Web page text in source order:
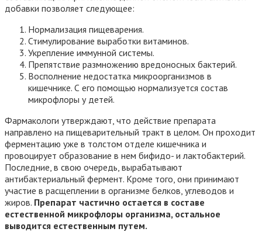
добавки позволяет следующее:
Нормализация пищеварения.
Стимулирование выработки витаминов.
Укрепление иммунной системы.
Препятствие размножению вредоносных бактерий.
Восполнение недостатка микроорганизмов в
кишечнике. С его помощью нормализуется состав
микрофлоры у детей.
Фармакологи утверждают, что действие препарата
направлено на пищеварительный тракт в целом. Он проходит
ферментацию уже в толстом отделе кишечника и
провоцирует образование в нем бифидо- и лактобактерий.
Последние, в свою очередь, вырабатывают
антибактериальный фермент. Кроме того, они принимают
участие в расщеплении в организме белков, углеводов и
жиров. Препарат частично остается в составе
естественной микрофлоры организма, остальное
выводится естественным путем.